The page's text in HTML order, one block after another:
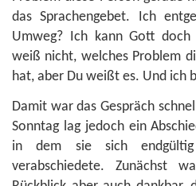
das Sprachengebet. Ich
Umweg? Ich kann Gott
weiß nicht, welches Problem
hat, aber Du weißt es. Und ich
Damit war das Gespräch
Sonntag lag jedoch ein
in dem sie sich
verabschiedete. Zunächst